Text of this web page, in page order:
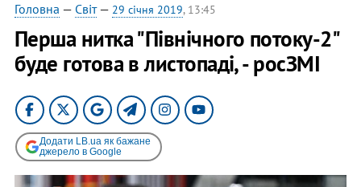
Головна — Світ— 29 січня 2019, 13:45
Перша нитка "Північного потоку-2"
буде готова в листопаді, - росЗМІ
Додати LB.ua як бажане
джерело в Google